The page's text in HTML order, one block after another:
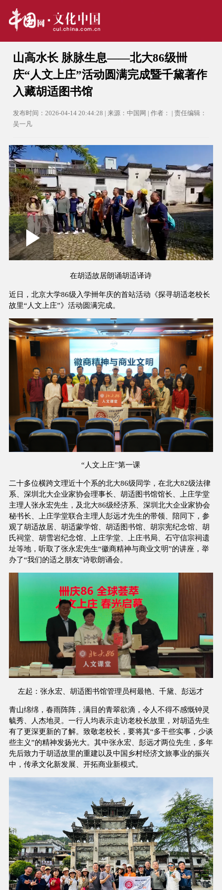
山高水长 脉脉生息——北大86级卌
庆“人文上庄”活动圆满完成暨千黛著作
入藏胡适图书馆
发布时间：2026-04-14 20:44:28 | 来源：中国网 | 作者： | 责任编辑：
吴一凡
Play
Play Mute
Loaded:
Picture-
in-
Picture
0:00/ --:--
在胡适故居朗诵胡适译诗
近日，北京大学86级入学卌年庆的首站活动《探寻胡适老校长
故里“人文上庄”》活动圆满完成。
“人文上庄”第一课
二十多位横跨文理近十个系的北大86级同学，在北大82级法律
系、深圳北大企业家协会理事长、胡适图书馆馆长、上庄学堂
主理人张永宏先生，及北大86级经济系、深圳北大企业家协会
秘书长、上庄学堂联合主理人彭远才先生的带领、陪同下，参
观了胡适故居、胡适蒙学馆、胡适图书馆、胡宗宪纪念馆、胡
氏祠堂、胡雪岩纪念馆、上庄学堂、上庄书局、石守信宗祠遗
址等地，听取了张永宏先生“徽商精神与商业文明”的讲座，举
办了“我们的适之朋友”诗歌朗诵会。
左起：张永宏、胡适图书馆管理员柯最艳、千黛、彭远才
青山绵绵，春雨阵阵，满目的青翠欲滴，令人不得不感慨钟灵
毓秀、人杰地灵。一行人均表示走访老校长故里，对胡适先生
有了更深更新的了解。致敬老校长，要将其“多干些实事，少谈
些主义”的精神发扬光大。其中张永宏、彭远才两位先生，多年
先后致力于胡适故里的重建以及中国乡村经济文旅事业的振兴
中，传承文化新发展、开拓商业新模式。